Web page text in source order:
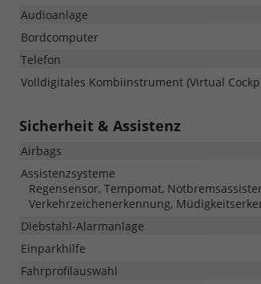
Audioanlage
Bordcomputer
Telefon
Volldigitales Kombiinstrument (Virtual
Sicherheit & Assistenz
Airbags
Assistenzsysteme
Regensensor, Tempomat,
Verkehrzeichenerkennung,
Diebstahl-Alarmanlage
Einparkhilfe
Fahrprofilauswahl